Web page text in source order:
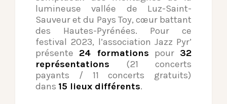
lumineuse vallée de Luz-Saint-
Sauveur et du Pays Toy, cœur battant
des Hautes-Pyrénées. Pour ce
festival 2023, l’association Jazz Pyr’
présente 24 formations pour 32
représentations (21 concerts
payants / 11 concerts gratuits)
dans 15 lieux différents.